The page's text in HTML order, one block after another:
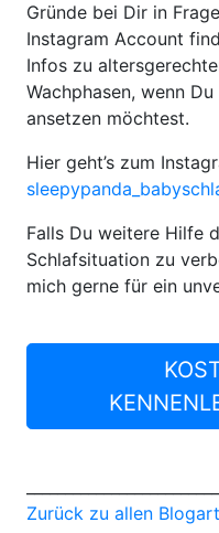
Gründe bei Dir in
Instagram Account
Infos zu
Wachphasen, wenn
ansetzen möchtest.
Hier geht’s zum
Falls Du weitere Hilfe
Schlafsituation zu
mich gerne für ein
Zurück zu allen